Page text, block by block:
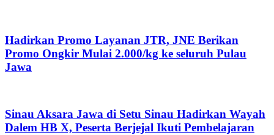
Hadirkan Promo Layanan JTR, JNE Berikan
Promo Ongkir Mulai 2.000/kg ke seluruh Pulau
Jawa
Sinau Aksara Jawa di Setu Sinau Hadirkan Wayah
Dalem HB X, Peserta Berjejal Ikuti Pembelajaran